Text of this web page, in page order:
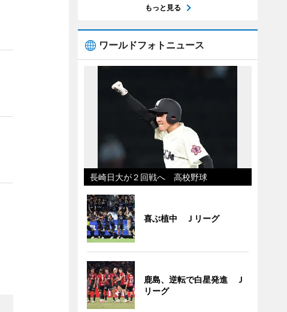
もっと見る
ワールドフォトニュース
長崎日大が２回戦へ 高校野球
喜ぶ植中 Ｊリーグ
鹿島、逆転で白星発進 Ｊ
リーグ